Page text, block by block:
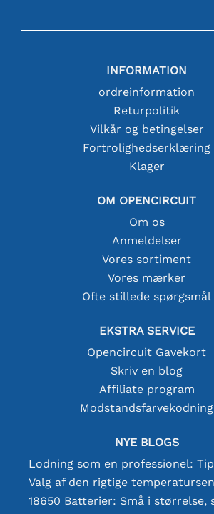
INFORMATION
ordreinformation
Returpolitik
Vilkår og betingelser
Fortrolighedserklæring
Klager
OM OPENCIRCUIT
Om os
Anmeldelser
Vores sortiment
Vores mærker
Ofte stillede spørgsmål
EKSTRA SERVICE
Opencircuit Gavekort
Skriv en blog
Affiliate program
Modstandsfarvekodning
NYE BLOGS